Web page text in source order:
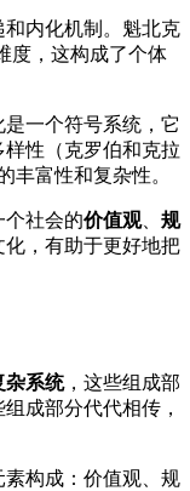
内化机制。魁北克
度，这构成了个体
一个符号系统，它
性（克罗伯和克拉
丰富性和复杂性。
个社会的价值观、 规
，有助于更好地把
杂系统，这些组成部
成部分代代相传，
构成：价值观、规